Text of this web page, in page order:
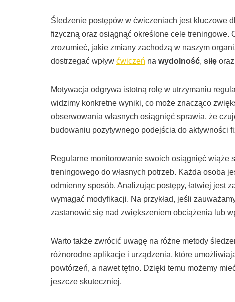
Śledzenie postępów w ćwiczeniach jest kluczowe
fizyczną oraz osiągnąć określone cele
zrozumieć, jakie zmiany zachodzą w naszym
dostrzegać wpływ ćwiczeń na wydolność, siłę oraz
Motywacja odgrywa istotną rolę w utrzymaniu
widzimy konkretne wyniki, co może znacząco
obserwowania własnych osiągnięć sprawia, że
budowaniu pozytywnego podejścia do aktywności
Regularne monitorowanie swoich osiągnięć wiąże
treningowego do własnych potrzeb. Każda osoba
odmienny sposób. Analizując postępy, łatwiej jest
wymagać modyfikacji. Na przykład, jeśli
zastanowić się nad zwiększeniem obciążenia lub
Warto także zwrócić uwagę na różne metody
różnorodne aplikacje i urządzenia, które
powtórzeń, a nawet tętno. Dzięki temu możemy
jeszcze skuteczniej.